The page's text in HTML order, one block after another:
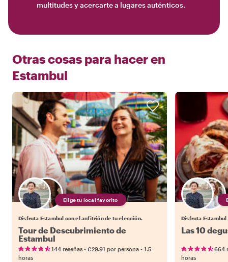
multitudes y acercarte a lugares auténticos.
Otras cosas para hacer en
Estambul
Elige tu local favorito
Disfruta Estambul con el anfitrión de tu elección.
Tour de Descubrimiento de
Estambul
144 reseñas • €29.91 por persona • 1.5
horas
Disfruta
Las 10
664
horas